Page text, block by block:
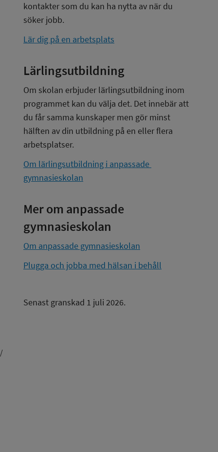
kontakter som du kan ha nytta av när du
söker jobb.
Lär dig på en arbetsplats
Lärlingsutbildning
Om skolan erbjuder lärlingsutbildning inom
programmet kan du välja det. Det innebär att
du får samma kunskaper men gör minst
hälften av din utbildning på en eller flera
arbetsplatser.
Om lärlingsutbildning i anpassade
gymnasieskolan
Mer om anpassade
gymnasieskolan
Om anpassade gymnasieskolan
Plugga och jobba med hälsan i behåll
Senast granskad 1 juli 2026.
/